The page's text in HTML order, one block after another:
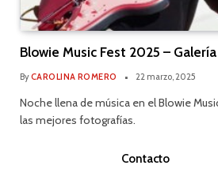
Blowie Music Fest 2025 –
ByCAROLINA ROMERO 22 marzo, 2025
Noche llena de música en el Blowie
las mejores fotografías.
Contacto